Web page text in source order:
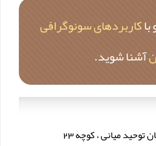
کاربردهای سونوگرافی
آشنا شوید.
میانی ، کوچه 23